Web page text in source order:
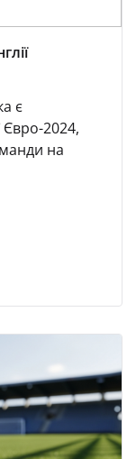
є
Євро-2024,
на